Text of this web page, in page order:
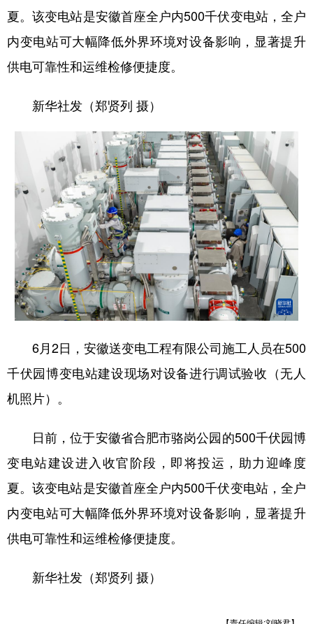
夏。该变电站是安徽首座全户内500千伏变电站，全户
内变电站可大幅降低外界环境对设备影响，显著提升
供电可靠性和运维检修便捷度。
新华社发（郑贤列 摄）
6月2日，安徽送变电工程有限公司施工人员在500
千伏园博变电站建设现场对设备进行调试验收（无人
机照片）。
日前，位于安徽省合肥市骆岗公园的500千伏园博
变电站建设进入收官阶段，即将投运，助力迎峰度
夏。该变电站是安徽首座全户内500千伏变电站，全户
内变电站可大幅降低外界环境对设备影响，显著提升
供电可靠性和运维检修便捷度。
新华社发（郑贤列 摄）